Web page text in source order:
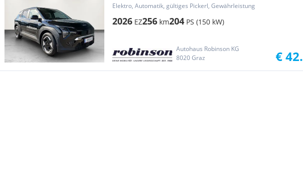
Elektro, Automatik, gültiges Pickerl, Gewährleistung
2026 EZ256 km204 PS (150 kW)
Autohaus Robinson KG
8020 Graz
€